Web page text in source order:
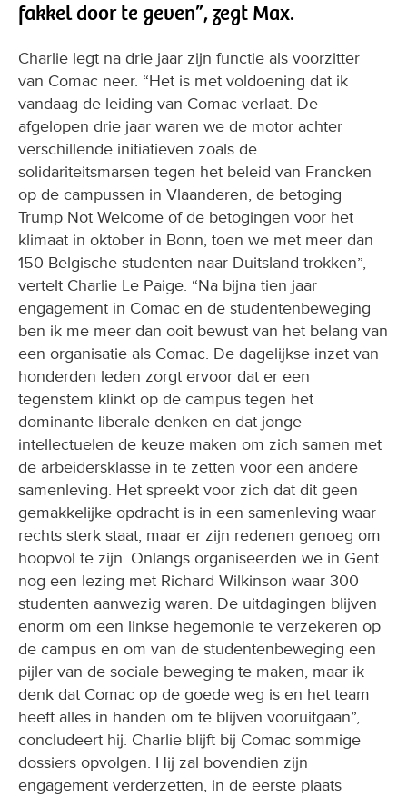
fakkel door te geven”, zegt Max.
Charlie legt na drie jaar zijn functie als voorzitter
van Comac neer. “Het is met voldoening dat ik
vandaag de leiding van Comac verlaat. De
afgelopen drie jaar waren we de motor achter
verschillende initiatieven zoals de
solidariteitsmarsen tegen het beleid van Francken
op de campussen in Vlaanderen, de betoging
Trump Not Welcome of de betogingen voor het
klimaat in oktober in Bonn, toen we met meer dan
150 Belgische studenten naar Duitsland trokken”,
vertelt Charlie Le Paige. “Na bijna tien jaar
engagement in Comac en de studentenbeweging
ben ik me meer dan ooit bewust van het belang van
een organisatie als Comac. De dagelijkse inzet van
honderden leden zorgt ervoor dat er een
tegenstem klinkt op de campus tegen het
dominante liberale denken en dat jonge
intellectuelen de keuze maken om zich samen met
de arbeidersklasse in te zetten voor een andere
samenleving. Het spreekt voor zich dat dit geen
gemakkelijke opdracht is in een samenleving waar
rechts sterk staat, maar er zijn redenen genoeg om
hoopvol te zijn. Onlangs organiseerden we in Gent
nog een lezing met Richard Wilkinson waar 300
studenten aanwezig waren. De uitdagingen blijven
enorm om een linkse hegemonie te verzekeren op
de campus en om van de studentenbeweging een
pijler van de sociale beweging te maken, maar ik
denk dat Comac op de goede weg is en het team
heeft alles in handen om te blijven vooruitgaan”,
concludeert hij. Charlie blijft bij Comac sommige
dossiers opvolgen. Hij zal bovendien zijn
engagement verderzetten, in de eerste plaats